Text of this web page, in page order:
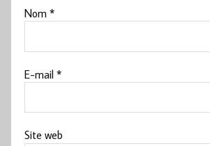
Nom*
E-mail*
Site web